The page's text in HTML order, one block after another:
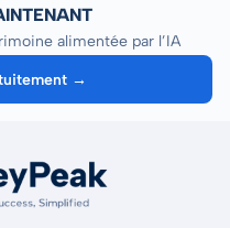
alimentée par l’IA
→